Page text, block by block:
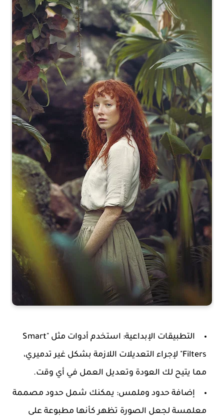
التطبيقات الإبداعية
: استخدم أدوات مثل "Smart
Filters" لإجراء التعديلات اللازمة بشكل غير تدميري،
مما يتيح لك العودة وتعديل العمل في أي وقت.
إضافة حدود وملمس: يمكنك شمل حدود مصممة
معلمسة لجعل الصورة تظهر كأنها مطبوعة على